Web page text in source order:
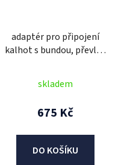
adaptér pro připojení
kalhot s bundou, převlek
skladem
675 Kč
DO KOŠÍKU